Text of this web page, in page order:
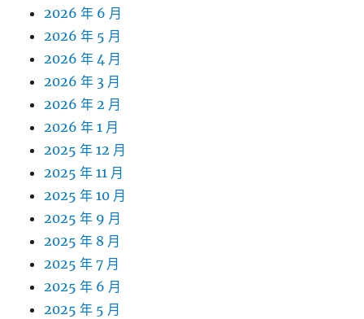
2026 年 6 月
2026 年 5 月
2026 年 4 月
2026 年 3 月
2026 年 2 月
2026 年 1 月
2025 年 12 月
2025 年 11 月
2025 年 10 月
2025 年 9 月
2025 年 8 月
2025 年 7 月
2025 年 6 月
2025 年 5 月